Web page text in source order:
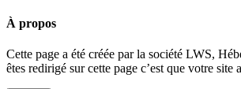
À propos
Cette page a été créée par la société LWS,
êtes redirigé sur cette page c’est que votre